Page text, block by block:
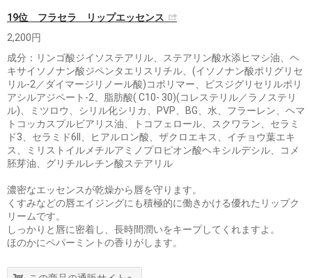
19位 フラセラ リップエッセンス
2,200円
成分：リンゴ酸ジイソステアリル、ステアリン酸水添ヒマシ油、ヘ
キサイソノナン酸ジペンタエリスリチル、(イソノナン酸ポリグリセ
リル-2／ダイマージリノール酸)コポリマー、ビスジグリセリルポリ
アシルアジペート-2、脂肪酸( C10- 30)(コレステリル／ラノステリ
ル)、ミツロウ、シリル化シリカ、PVP、BG、水、フラーレン、ヘマ
トコッカスプルビアリス油、トコフェロール、スクワラン、セラミ
ド3、セラミド6II、ヒアルロン酸、ザクロエキス、イチョウ葉エキ
ス、ミリストイルメチルアミノプロピオン酸ヘキシルデシル、コメ
胚芽油、グリチルレチン酸ステアリル
濃密なエッセンスが乾燥から唇を守ります。
くすみなどの唇エイジングにも積極的に働きかける優れたリップク
リームです。
しっかりと唇に密着し、長時間潤いをキープしてくれますよ。
ほのかにペパーミントの香りがします。